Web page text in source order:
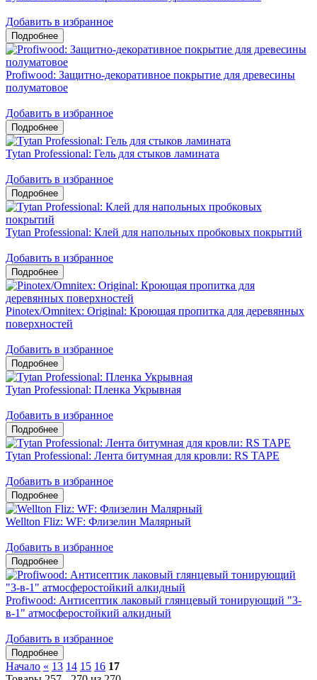
Добавить в избранное
Profiwood: Защитно-декоративное покрытие для древесины
полуматовое
Добавить в избранное
Tytan Professional: Гель для стыков ламината
Добавить в избранное
Tytan Professional: Клей для напольных пробковых покрытий
Добавить в избранное
Pinotex/Omnitex: Original: Кроющая пропитка для деревянных
поверхностей
Добавить в избранное
Tytan Professional: Пленка Укрывная
Добавить в избранное
Tytan Professional: Лента битумная для кровли: RS TAPE
Добавить в избранное
Wellton Fliz: WF: Флизелин Малярный
Добавить в избранное
Profiwood: Антисептик лаковый глянцевый тонирующий "3-
в-1" атмосферостойкий алкидный
Добавить в избранное
Начало « 13 14 15 16 17